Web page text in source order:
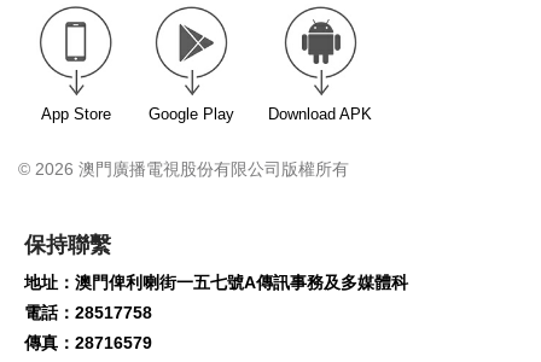
App Store Google Play Download APK
© 2026 澳門廣播電視股份有限公司版權所有
保持聯繫
地址：澳門俾利喇街一五七號A傳訊事務及多媒體科
電話：28517758
傳真：28716579